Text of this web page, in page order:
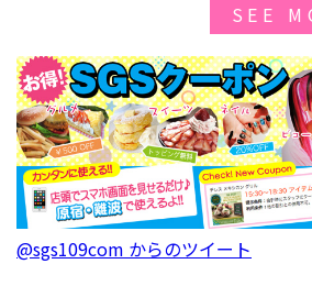
SEE
@sgs109com からのツイート